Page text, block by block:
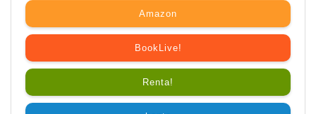
Amazon
BookLive!
Renta!